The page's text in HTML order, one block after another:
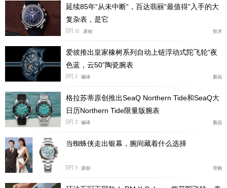
经过打磨和上漆，最终呈现一只富有立体层次的雄狮。透
过镂空表盖，可隐约窥见柏青色的大明火珐琅表盘，其人
字纹理可从各个角度折射出光影变化。这枚怀表作品整体
纯粹简约，凸显白金表壳的纤薄与低调优雅。
延续85年“从未中断”，百达翡丽“最值得”入手的大
复杂表，是它
11 原创 技术
爱彼推出皇家橡树系列自动上链浮动式陀飞轮“夜
色蓝，云50”陶瓷腕表
2 编译 新品
格拉苏蒂原创推出SeaQ Northern Tide和SeaQ大
日历Northern Tide限量版腕表
3 编译 新品
当蜘蛛侠走出银幕，腕间藏着什么选择
5 原创 导购